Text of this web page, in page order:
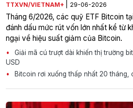
TTXVN/VIETNAM+ 29-06-2026
Tháng 6/2026, các quỹ ETF Bitcoin
đánh dấu mức rút vốn lớn nhất kể từ
ngại về hiệu suất giảm của Bitcoin.
Giải mã cú trượt dài khiến thị trường
USD
Bitcoin rơi xuống thấp nhất 20